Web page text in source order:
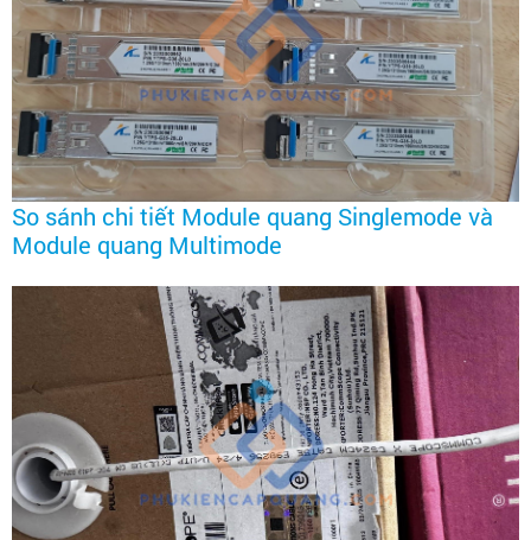
So sánh chi tiết Module quang Singlemode và
Module quang Multimode